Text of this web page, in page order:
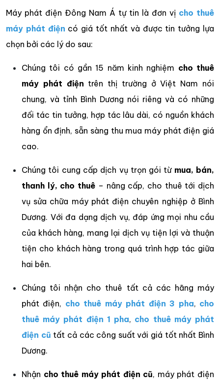
Máy phát điện Đông Nam Á tự tin là đơn vị cho thuê
máy phát điện có giá tốt nhất và được tin tưởng lựa
chọn bởi các lý do sau:
Chúng tôi có gần 15 năm kinh nghiệm cho thuê
máy phát điện trên thị trường ở Việt Nam nói
chung, và tỉnh Bình Dương nói riêng và có những
đối tác tin tưởng, hợp tác lâu dài, có nguồn khách
hàng ổn định, sẵn sàng thu mua máy phát điện giá
cao.
Chúng tôi cung cấp dịch vụ trọn gói từ mua, bán,
thanh lý, cho thuê – nâng cấp, cho thuê tới dịch
vụ sửa chữa máy phát điện chuyên nghiệp ở Bình
Dương. Với đa dạng dịch vụ, đáp ứng mọi nhu cầu
của khách hàng, mang lại dịch vụ tiện lợi và thuận
tiện cho khách hàng trong quá trình hợp tác giữa
hai bên.
Chúng tôi nhận cho thuê tất cả các hãng máy
phát điện, cho thuê máy phát điện 3 pha, cho
thuê máy phát điện 1 pha, cho thuê máy phát
điện cũ tất cả các công suất với giá tốt nhất Bình
Dương.
Nhận cho thuê máy phát điện cũ, máy phát điện